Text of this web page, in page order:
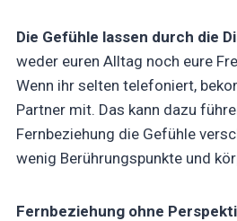
Die Gefühle lassen durch die
weder euren Alltag noch eure
Wenn ihr selten telefoniert,
Partner mit. Das kann dazu
Fernbeziehung die Gefühle
wenig Berührungspunkte und
Fernbeziehung ohne